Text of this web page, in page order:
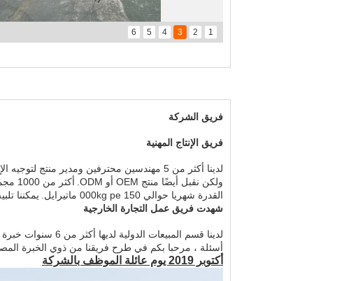
1
2
3
4
5
6
فريق الشركة
فريق الإنتاج المهنية
لدينا أكثر من 5 مهندسين محترفين ومدير منتج لتوجيه الإنتاج.
ولكن نقبل أيضًا منتج OEM أو ODM.
أكثر من 1000 مجموعة (آلة تشكيل القوالب وآلة الحقن 20 مجموعات)
القدرة شهريا حوالي 150 000kg pe ماتيرايل.
يمكننا
شهدت فريق عمل التجارة الخارجية
لدينا قسم المبيعات الدولية لديها أكثر من 6 سنوات خبرة في التصدير.
أسئلة ، مرحبا بكم في طرح فريقنا من ذوي الخبرة
أكتوبر 2019 يوم عائلة الموظف بالشركة